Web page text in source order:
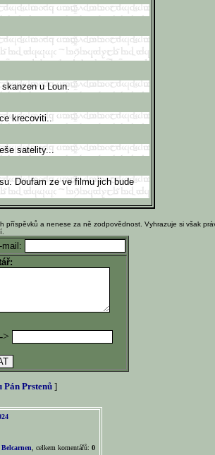
u Loun.
krecoviti..
satelity...
Doufam ze ve filmu jich bude
a nenese za ně zodpovědnost. Vyhrazuje si však
mail:
>
Prstenů ]
Belcarnen , celkem komentářů: 0